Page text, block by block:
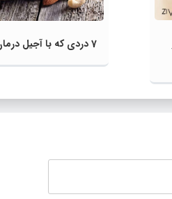
7 دردی که با آجیل درمان می‌شود